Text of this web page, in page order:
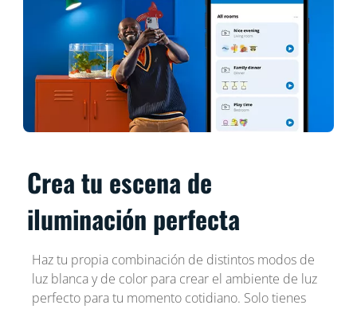
Crea tu escena de
iluminación perfecta
Haz tu propia combinación de distintos modos de
luz blanca y de color para crear el ambiente de luz
perfecto para tu momento cotidiano. Solo tienes